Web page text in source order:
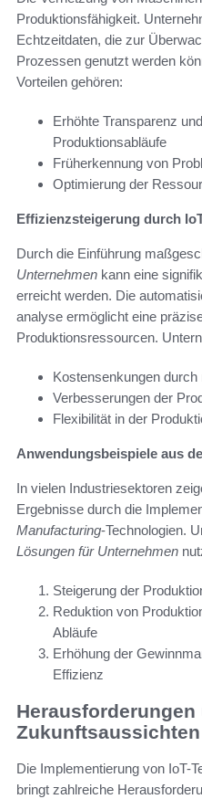
Produktionsfähigkeit.
Echtzeitdaten, die zur
Prozessen genutzt werden
Vorteilen gehören:
Erhöhte Transparenz
Produktionsabläufe
Früherkennung von
Optimierung der
Effizienzsteigerung durch
Durch die Einführung
Unternehmen kann eine
erreicht werden. Die
analyse ermöglicht eine
Produktionsressourcen.
Kostensenkungen
Verbesserungen der
Flexibilität in der
Anwendungsbeispiele aus
In vielen Industriesektoren
Ergebnisse durch die
Manufacturing-Technologien.
Lösungen für Unternehmen
Steigerung der
Reduktion von
Abläufe
Erhöhung der
Effizienz
Herausforderungen
Zukunftsaussichten
Die Implementierung von IoT-
bringt zahlreiche